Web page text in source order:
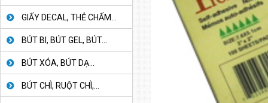
GIẤY DECAL, THẺ CHẤM...
BÚT BI, BÚT GEL, BÚT...
BÚT XÓA, BÚT DẠ...
BÚT CHÌ, RUỘT CHÌ,...